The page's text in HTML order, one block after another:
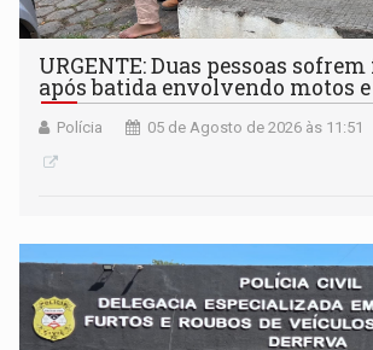
URGENTE: Duas pessoas
após batida envolvendo motos
Polícia 05 de Agosto de 2026 às 11:51